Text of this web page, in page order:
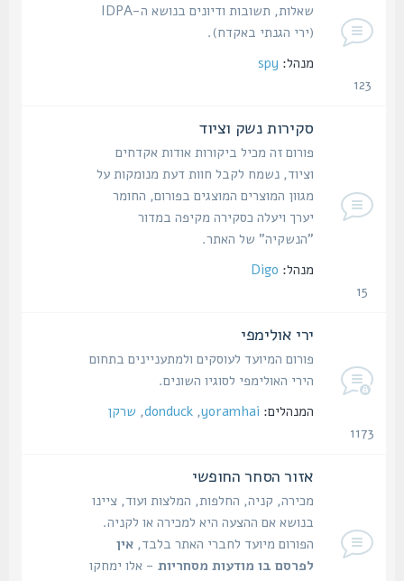
שאלות, תשובות ודיונים בנושא ה-IDPA
(ירי הגנתי באקדח).
מנהל: spy
סקירות נשק וציוד
פורום זה מכיל ביקורות אודות אקדחים
וציוד, נשמח לקבל חוות דעת מנומקות על
מגוון המוצרים המוצגים בפורום, החומר
יערך ויעלה כסקירה מקיפה במדור
"הנשקיה" של האתר.
מנהל: Digo
ירי אולימפי
פורום המיועד לעוסקים ולמתעניינים בתחום
הירי האולימפי לסוגיו השונים.
המנהלים: yoramhai
,
donduck
,שרקן
אזור הסחר החופשי
מכירה, קניה, החלפות, המלצות ועוד, ציינו
בנושא אם ההצעה היא למכירה או לקניה.
הפורום מיועד לחברי האתר בלבד,אין
לפרסם בו מודעות מסחריות- אלו ימחקו